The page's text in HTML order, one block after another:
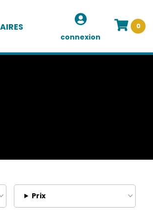
connexion
0
Prix